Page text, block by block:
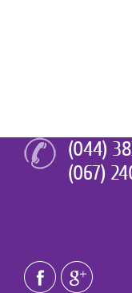
(044)
(067)